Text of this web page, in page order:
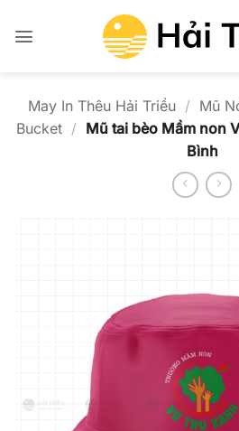
qua
May In Thêu Hải Triều / Mũ
Bucket / Mũ tai bèo Mầm non
Bình